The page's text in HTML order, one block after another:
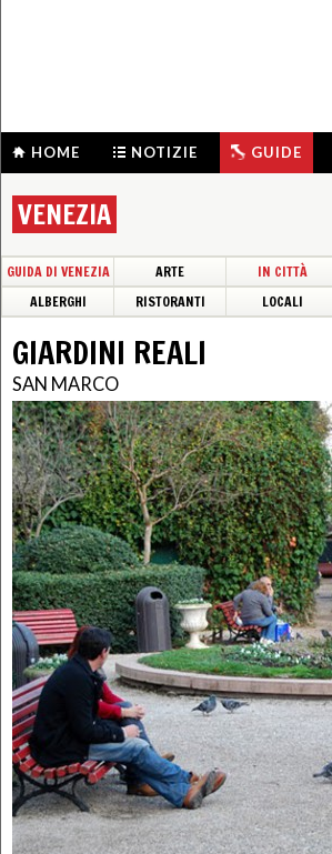
HOME NOTIZIE GUIDE
VENEZIA
GUIDA DI VENEZIA ARTE IN CITTÀ
ALBERGHI
RISTORANTI LOCALI
GIARDINI REALI
SAN MARCO